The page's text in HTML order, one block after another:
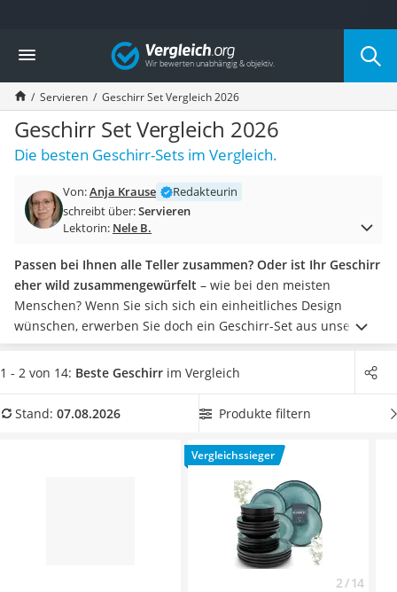
Die beliebtesten Vergleiche nach Kategorie
Haushalt
Wassersprudler
Zentralstaubsauger
Brotbackautomat
Wischroboter
Wäschespinne
Spülmaschinentabs
Akku-Staubsauger
AEG-Waschmaschine
Saug-Wisch-Roboter
Handstaubsauger
Milchaufschäumer
Kondenstrockner
Reiskocher
Tierhaarstaubsauger
Vergleich
Servieren Geschirr Set Vergleich 2026
Geschirr Set Vergleich 2026
Die besten Geschirr-Sets im Vergleich.
Von:Anja Krause
Redakteurin
schreibt über:Servieren
Lektorin: Nele B.
Passen bei Ihnen alle Teller zusammen? Oder ist Ihr Geschirr
eher wild zusammengewürfelt – wie bei den meisten
Menschen? Wenn Sie sich sich ein einheitliches Design
wünschen, erwerben Sie doch ein Geschirr-Set aus unserer
Vergleichstabelle. Einige liefern auch Extras wie
Milchkännchen oder Saucieren mit.Insider-Tipp
: Wählen Sie
können Sie als Praxis-Test direkt ein 3-Gang-Menü servieren.
Pure Living Interior Design Ibiza* mit seinen
1 - 2 von 14: Beste Geschirr im Vergleich
Stand: 07.08.2026 Produkte filtern
Vergleichssieger
2 / 14